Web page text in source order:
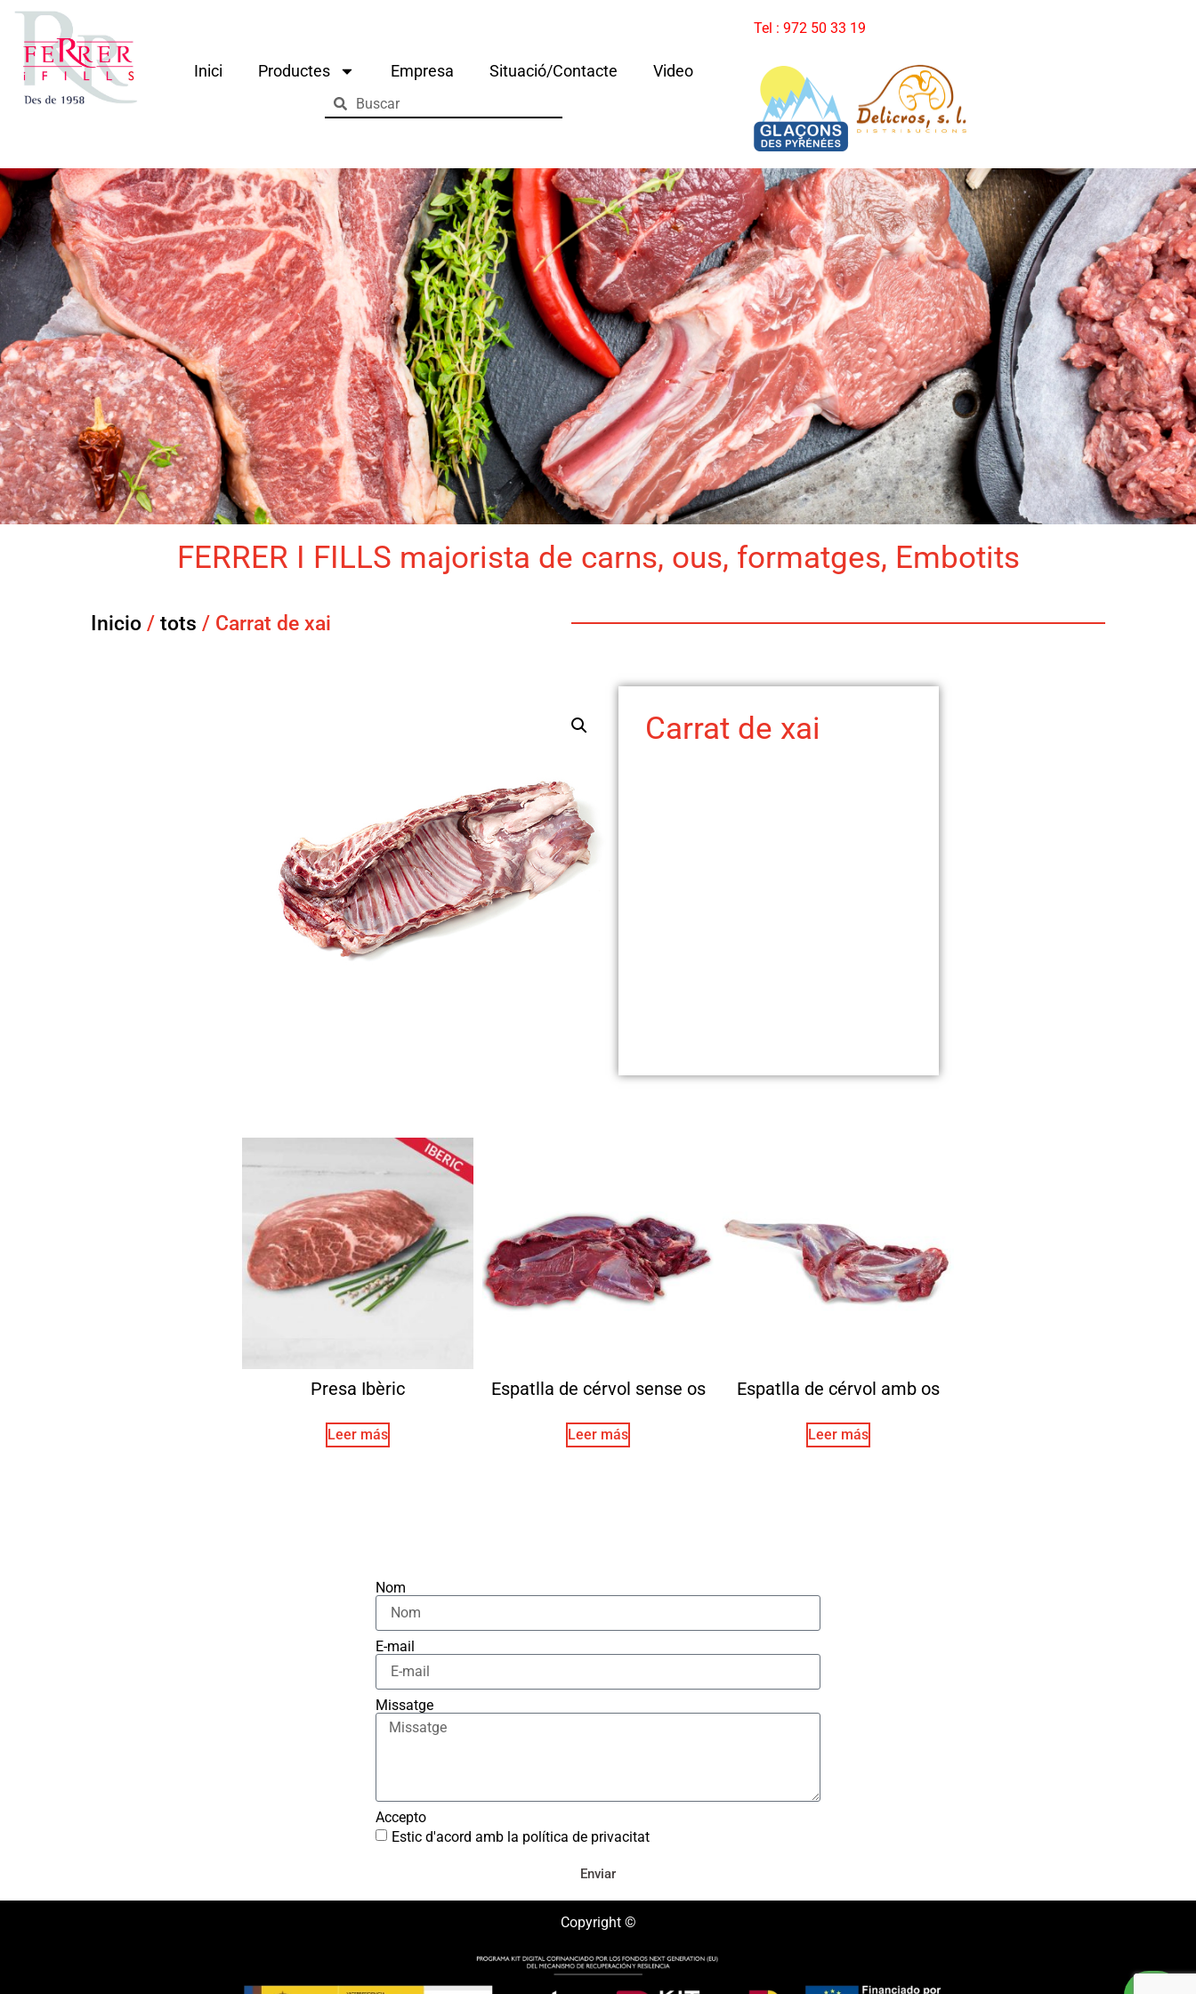
Inici Productes Empresa Situació/Contacte Video
Tel : 972 50 33 19
FERRER I FILLS majorista de carns, ous, formatges, Embotits
Inicio / tots / Carrat de xai
Carrat de xai
Presa Ibèric
Leer más
Espatlla de cérvol sense os
Leer más
Espatlla de cérvol amb os
Leer más
Nom
E-mail
Missatge
Accepto
Estic d'acord amb la política de privacitat
Enviar
Copyright ©